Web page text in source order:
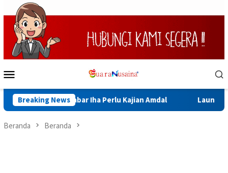
Loncat
ke
konten
Mobile
Breaking News
Sinabar Iha Perlu Kajian Amdal Launching
Beranda Beranda